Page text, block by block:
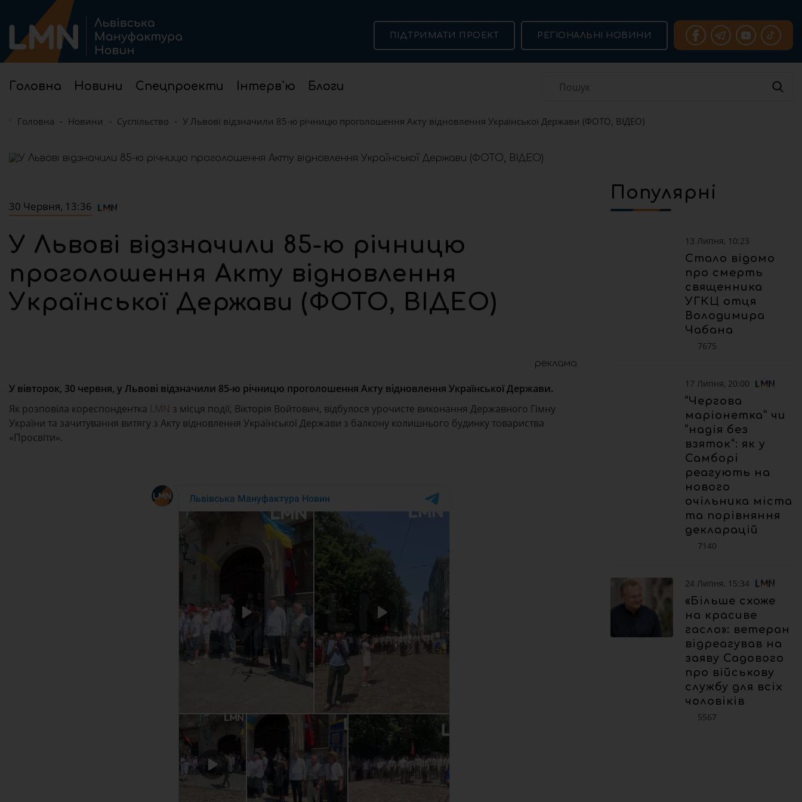
Головна Новини Спецпроекти Інтерв`ю Блоги
ПІДТРИМАТИ ПРОЕКТ РЕГІОНАЛЬНІ НОВИНИ
Головна Новини Суспільство У Львові відзначили 85-ю річницю проголошення Акту відновлення Української Держави (ФОТО, ВІДЕО)
30 Червня, 13:36
У Львові відзначили 85-ю річницю
проголошення Акту відновлення
Української Держави (ФОТО, ВІДЕО)
реклама
У вівторок, 30 червня, у Львові відзначили 85-ю річницю проголошення Акту відновлення Української Держави.
Як розповіла кореспондентка LMN з місця події, Вікторія Войтович, відбулося урочисте виконання Державного Гімну
України та зачитування витягу з Акту відновлення Української Держави з балкону колишнього будинку товариства
«Просвіти».
Популярні
13 Липня, 10:23
Стало відомо
про смерть
священника
УГКЦ отця
Володимира
Чабана
7675
17 Липня, 20:00
“Чергова
маріонетка” чи
“надія без
взяток”: як у
Самборі
реагують на
нового
очільника міста
та порівняння
декларацій
7140
24 Липня, 15:34
«Більше схоже
на красиве
гасло»: ветеран
відреагував на
заяву Садового
про військову
службу для всіх
чоловіків
5567